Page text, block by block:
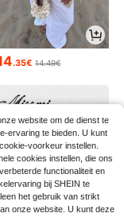
.35€ 14.49€
website om de dienst te
ervaring te bieden. U kunt
voorkeur instellen.
cookies instellen, die ons
functionaliteit en
bij SHEIN te
het gebruik van strikt
onze website. U kunt deze